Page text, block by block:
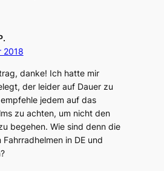
2018
danke! Ich hatte mir
der leider auf Dauer zu
jedem auf das
zu achten, um nicht den
begehen. Wie sind denn die
in DE und